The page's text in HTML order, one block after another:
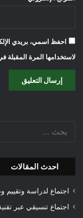
احفظ اسمي، بريدي
لاستخدامها المرة المقبلة
احدث المقالات
اجتماع لدراسة وتقييم
اجتماع تنسيقي عبر